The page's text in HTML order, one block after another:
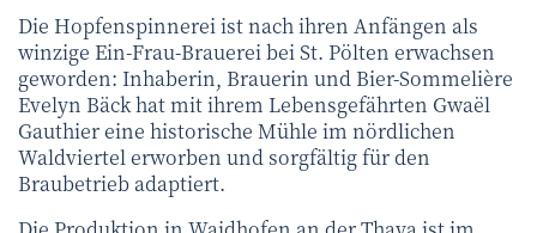
Die Hopfenspinnerei ist nach ihren Anfängen als
winzige Ein-Frau-Brauerei bei St. Pölten erwachsen
geworden: Inhaberin, Brauerin und Bier-Sommelière
Evelyn Bäck hat mit ihrem Lebensgefährten Gwaël
Gauthier eine historische Mühle im nördlichen
Waldviertel erworben und sorgfältig für den
Braubetrieb adaptiert.